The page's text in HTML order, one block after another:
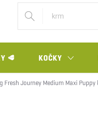
🥩 KOČKY
Fresh Journey Medium Maxi